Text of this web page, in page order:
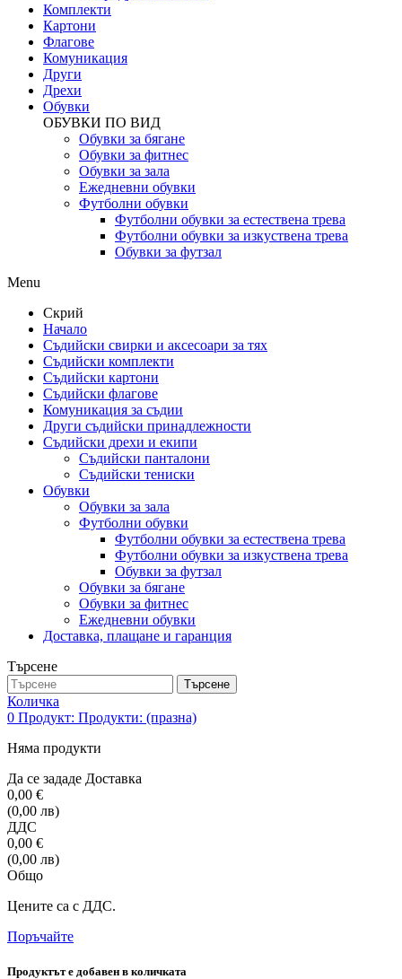
Комплекти
Картони
Флагове
Комуникация
Други
Дрехи
Обувки
ОБУВКИ ПО ВИД
Обувки за бягане
Обувки за фитнес
Обувки за зала
Ежедневни обувки
Футболни обувки
Футболни обувки за естествена трева
Футболни обувки за изкуствена трева
Обувки за футзал
Menu
Скрий
Начало
Съдийски свирки и аксесоари за тях
Съдийски комплекти
Съдийски картони
Съдийски флагове
Комуникация за съдии
Други съдийски принадлежности
Съдийски дрехи и екипи
Съдийски панталони
Съдийски тениски
Обувки
Обувки за зала
Футболни обувки
Футболни обувки за естествена трева
Футболни обувки за изкуствена трева
Обувки за футзал
Обувки за бягане
Обувки за фитнес
Ежедневни обувки
Доставка, плащане и гаранция
Търсене
Търсене
Количка
0 Продукт: Продукти: (празна)
Няма продукти
Да се зададе Доставка
0,00 €
(0,00 лв)
ДДС
0,00 €
(0,00 лв)
Общо
Цените са с ДДС.
Поръчайте
Продуктът е добавен в количката